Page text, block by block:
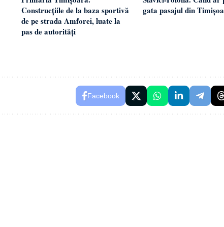
Construcțiile de la baza sportivă
de pe strada Amforei, luate la
pas de autorități
gata pasajul din
Facebook